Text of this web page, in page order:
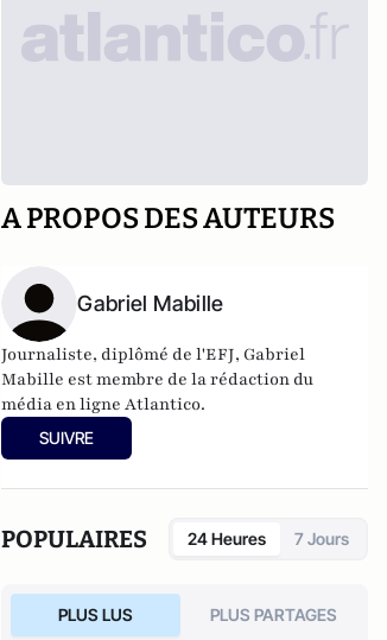
A PROPOS DES AUTEURS
Gabriel Mabille
Journaliste, diplômé de l'EFJ, Gabriel
Mabille est membre de la rédaction du
média en ligne Atlantico.
SUIVRE
POPULAIRES 24 Heures 7 Jours
PLUS LUS PLUS PARTAGES